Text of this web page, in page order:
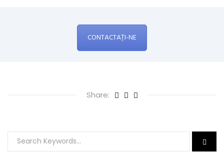
CONTACTAȚI-NE
Share: